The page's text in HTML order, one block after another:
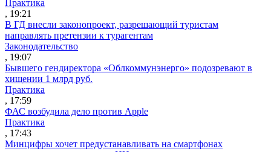
Практика
, 19:21
В ГД внесли законопроект, разрешающий туристам
направлять претензии к турагентам
Законодательство
, 19:07
Бывшего гендиректора «Облкоммунэнерго» подозревают в
хищении 1 млрд руб.
Практика
, 17:59
ФАС возбудила дело против Apple
Практика
, 17:43
Минцифры хочет предустанавливать на смартфонах